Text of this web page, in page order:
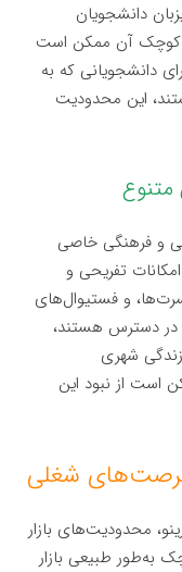
دانشجویان
کوچک آن ممکن است
دانشجویانی که به
این محدودیت
و فرهنگی خاصی
تفریحی و
و فستیوال‌های
در دسترس هستند،
شهری
است از نبود این
محدودیت‌های بازار
طبیعی بازار